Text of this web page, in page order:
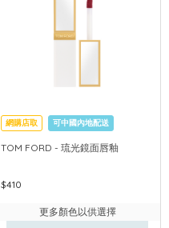
網購店取 可中國內地配送
TOM FORD - 琉光鏡面唇釉
$410
更多顏色以供選擇